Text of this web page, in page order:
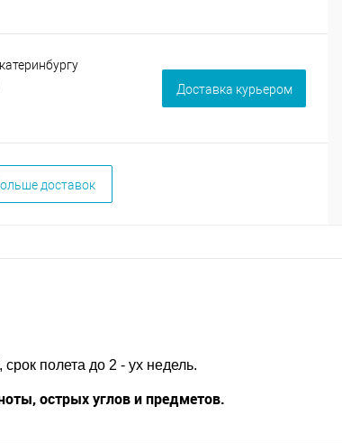
Доставка курьером
доставок
полета до 2 - ух недель.
острых углов и предметов.